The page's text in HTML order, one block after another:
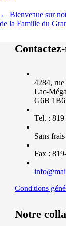
← Bienvenue sur
de la Famille du
4284,
Lac-
G6B 1B6
Tel. : 819
Sans
Fax :
Conditions
Notre